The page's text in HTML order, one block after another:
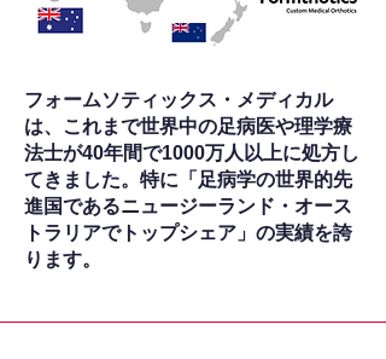
フォームソティックス・メディカル
は、これまで世界中の足病医や理学療
法士が40年間で1000万人以上に処方し
てきました。特に「足病学の世界的先
進国であるニュージーランド・オース
トラリアでトップシェア」の実績を誇
ります。